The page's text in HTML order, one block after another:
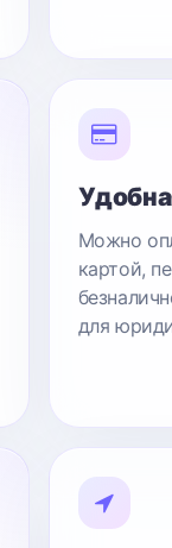
Можно
картой,
для